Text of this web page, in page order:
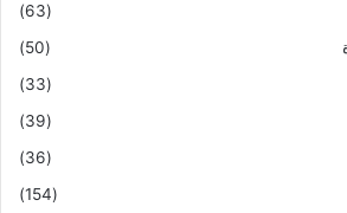
(63)
(50)
(33)
(39)
(36)
(154)